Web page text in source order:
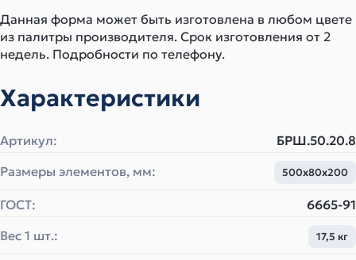
Данная форма может быть изготовлена в любом цвете
из палитры производителя. Срок изготовления от 2
недель. Подробности по телефону.
Характеристики
Артикул:
БРШ.50.20.8
Размеры элементов, мм:
500х80х200
ГОСТ:
6665-91
Вес 1 шт.:
17,5 кг